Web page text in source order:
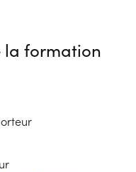
la formation